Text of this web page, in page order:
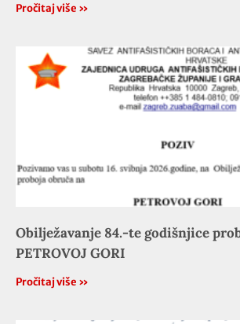
Pročitaj više »
Obilježavanje 84.-te godišnjice
PETROVOJ GORI
Pročitaj više »